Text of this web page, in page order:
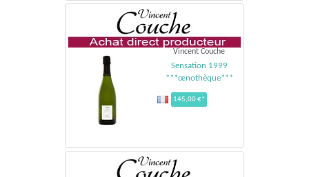
Vincent Couche
Sensation 1999
***œnothèque***
145,00 €*